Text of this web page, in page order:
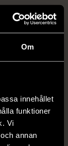
Om
innehållet
funktioner
Vi
annan
5